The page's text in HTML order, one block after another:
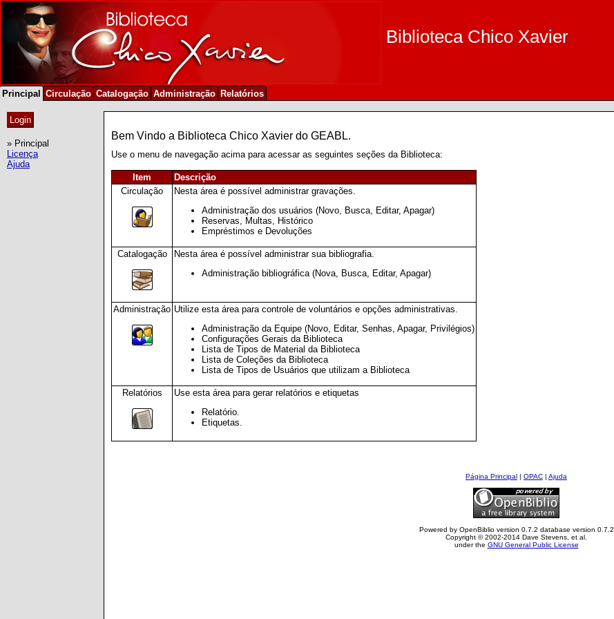
Biblioteca Chico Xavier
Principal Circulação Catalogação Administração Relatórios
» Principal
Licença
Ajuda
Bem Vindo a Biblioteca Chico Xavier do GEABL.
Use o menu de navegação acima para acessar as seguintes seções da Biblioteca:
Item
Descrição
Circulação
Nesta área é possível administrar gravações.
Administração dos usuários (Novo, Busca, Editar, Apagar)
Reservas, Multas, Histórico
Empréstimos e Devoluções
Catalogação
Nesta área é possível administrar sua bibliografia.
Administração bibliográfica (Nova, Busca, Editar, Apagar)
Administração Utilize esta área para controle de voluntários e opções administrativas.
Administração da Equipe (Novo, Editar, Senhas, Apagar, Privilégios)
Configurações Gerais da Biblioteca
Lista de Tipos de Material da Biblioteca
Lista de Coleções da Biblioteca
Lista de Tipos de Usuários que utilizam a Biblioteca
Relatórios
Use esta área para gerar relatórios e etiquetas
Relatório.
Etiquetas.
Página Principal OPAC Ajuda
Powered by OpenBiblio version 0.7.2 database version 0.7.2
Copyright © 2002-2014 Dave Stevens, et al.
under the GNU General Public License